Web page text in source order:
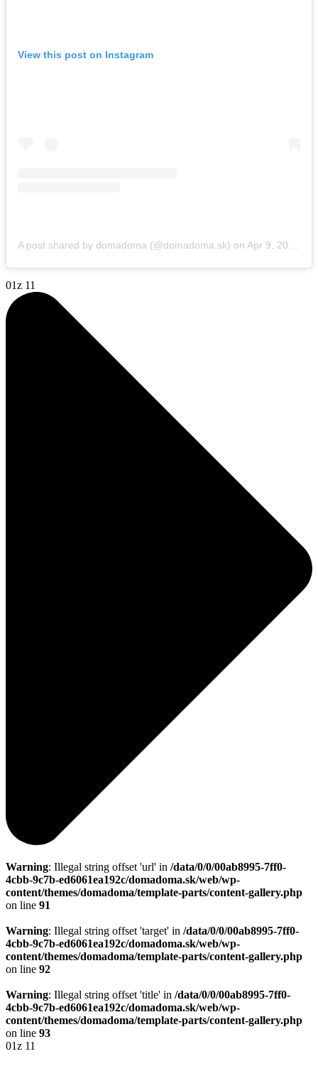
View this post on Instagram
A post shared by domadoma (@domadoma.sk) on Apr 9, 2019 at 12:03am PDT
01z 11
Warning: Illegal string offset 'url' in /data/0/0/00ab8995-7ff0-
4cbb-9c7b-ed6061ea192c/domadoma.sk/web/wp-
content/themes/domadoma/template-parts/content-gallery.php
on line 91
Warning: Illegal string offset 'target' in /data/0/0/00ab8995-7ff0-
4cbb-9c7b-ed6061ea192c/domadoma.sk/web/wp-
content/themes/domadoma/template-parts/content-gallery.php
on line 92
Warning: Illegal string offset 'title' in /data/0/0/00ab8995-7ff0-
4cbb-9c7b-ed6061ea192c/domadoma.sk/web/wp-
content/themes/domadoma/template-parts/content-gallery.php
on line 93
01z 11